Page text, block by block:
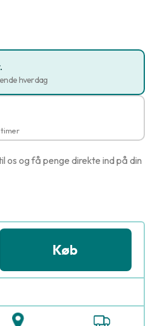
hverdag
timer
os og få penge direkte ind på din
Køb